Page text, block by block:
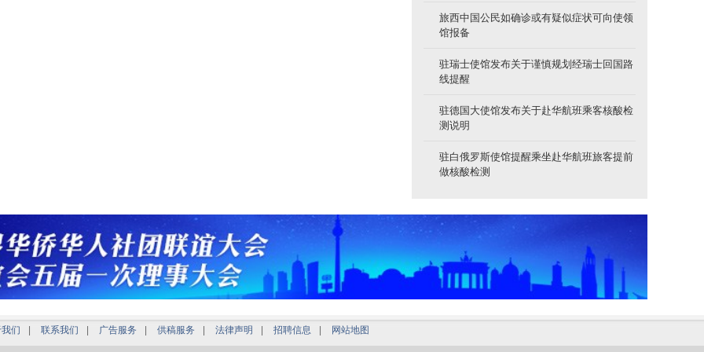
旅西中国公民如确诊或有疑似症状可向使领
馆报备
驻瑞士使馆发布关于谨慎规划经瑞士回国路
线提醒
驻德国大使馆发布关于赴华航班乘客核酸检
测说明
驻白俄罗斯使馆提醒乘坐赴华航班旅客提前
做核酸检测
们 联系我们 广告服务 供稿服务 法律声明 招聘信息 网站地图